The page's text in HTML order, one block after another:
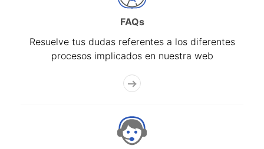
FAQs
Resuelve tus dudas referentes a los diferentes
procesos implicados en nuestra web